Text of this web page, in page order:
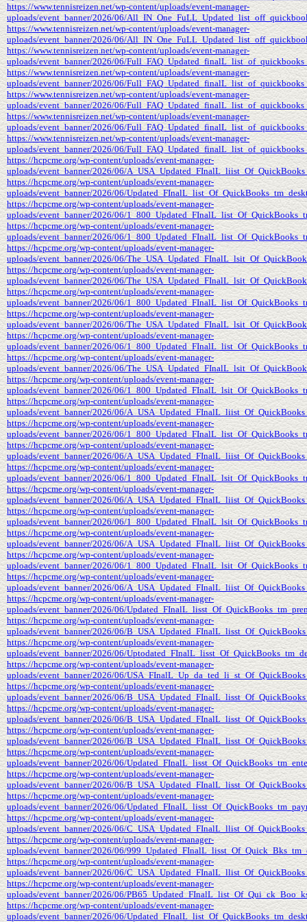
https://www.tennisreizen.net/wp-content/uploads/event-manager-
uploads/event_banner/2026/06/
https://www.tennisreizen.net/wp-content/uploads/event-manager-
uploads/event_banner/2026/06/
https://www.tennisreizen.net/wp-content/uploads/event-manager-
uploads/event_banner/2026/06/
https://www.tennisreizen.net/wp-content/uploads/event-manager-
uploads/event_banner/2026/06/
https://www.tennisreizen.net/wp-content/uploads/event-manager-
uploads/event_banner/2026/06/
https://www.tennisreizen.net/wp-content/uploads/event-manager-
uploads/event_banner/2026/06/
https://www.tennisreizen.net/wp-content/uploads/event-manager-
uploads/event_banner/2026/06/
https://hcpcme.org/wp-content/uploads/event-manager-
uploads/event_banner/2026/06/
https://hcpcme.org/wp-content/uploads/event-manager-
uploads/event_banner/2026/06/
https://hcpcme.org/wp-content/uploads/event-manager-
uploads/event_banner/2026/06/
https://hcpcme.org/wp-content/uploads/event-manager-
uploads/event_banner/2026/06/
https://hcpcme.org/wp-content/uploads/event-manager-
uploads/event_banner/2026/06/
https://hcpcme.org/wp-content/uploads/event-manager-
uploads/event_banner/2026/06/
https://hcpcme.org/wp-content/uploads/event-manager-
uploads/event_banner/2026/06/
https://hcpcme.org/wp-content/uploads/event-manager-
uploads/event_banner/2026/06/
https://hcpcme.org/wp-content/uploads/event-manager-
uploads/event_banner/2026/06/
https://hcpcme.org/wp-content/uploads/event-manager-
uploads/event_banner/2026/06/
https://hcpcme.org/wp-content/uploads/event-manager-
uploads/event_banner/2026/06/
https://hcpcme.org/wp-content/uploads/event-manager-
uploads/event_banner/2026/06/
https://hcpcme.org/wp-content/uploads/event-manager-
uploads/event_banner/2026/06/
https://hcpcme.org/wp-content/uploads/event-manager-
uploads/event_banner/2026/06/
https://hcpcme.org/wp-content/uploads/event-manager-
uploads/event_banner/2026/06/
https://hcpcme.org/wp-content/uploads/event-manager-
uploads/event_banner/2026/06/
https://hcpcme.org/wp-content/uploads/event-manager-
uploads/event_banner/2026/06/
https://hcpcme.org/wp-content/uploads/event-manager-
uploads/event_banner/2026/06/
https://hcpcme.org/wp-content/uploads/event-manager-
uploads/event_banner/2026/06/
https://hcpcme.org/wp-content/uploads/event-manager-
uploads/event_banner/2026/06/
https://hcpcme.org/wp-content/uploads/event-manager-
uploads/event_banner/2026/06/
https://hcpcme.org/wp-content/uploads/event-manager-
uploads/event_banner/2026/06/
https://hcpcme.org/wp-content/uploads/event-manager-
uploads/event_banner/2026/06/
https://hcpcme.org/wp-content/uploads/event-manager-
uploads/event_banner/2026/06/
https://hcpcme.org/wp-content/uploads/event-manager-
uploads/event_banner/2026/06/
https://hcpcme.org/wp-content/uploads/event-manager-
uploads/event_banner/2026/06/
https://hcpcme.org/wp-content/uploads/event-manager-
uploads/event_banner/2026/06/
https://hcpcme.org/wp-content/uploads/event-manager-
uploads/event_banner/2026/06/
https://hcpcme.org/wp-content/uploads/event-manager-
uploads/event_banner/2026/06/
https://hcpcme.org/wp-content/uploads/event-manager-
uploads/event_banner/2026/06/
https://hcpcme.org/wp-content/uploads/event-manager-
uploads/event_banner/2026/06/
https://hcpcme.org/wp-content/uploads/event-manager-
uploads/event_banner/2026/06/
https://hcpcme.org/wp-content/uploads/event-manager-
uploads/event_banner/2026/06/
https://hcpcme.org/wp-content/uploads/event-manager-
uploads/event_banner/2026/06/
https://hcpcme.org/wp-content/uploads/event-manager-
uploads/event_banner/2026/06/